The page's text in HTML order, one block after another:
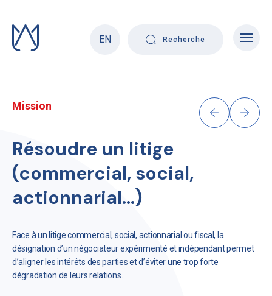
content
EN
Recherche
Mission
Résoudre un litige
(commercial, social,
actionnarial…)
Face à un litige commercial, social, actionnarial ou fiscal, la
désignation d’un négociateur expérimenté et indépendant permet
d’aligner les intérêts des parties et d’éviter une trop forte
dégradation de leurs relations.